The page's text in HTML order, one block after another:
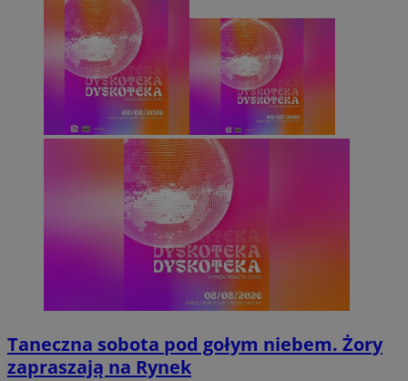
Taneczna sobota pod gołym niebem. Żory
zapraszają na Rynek